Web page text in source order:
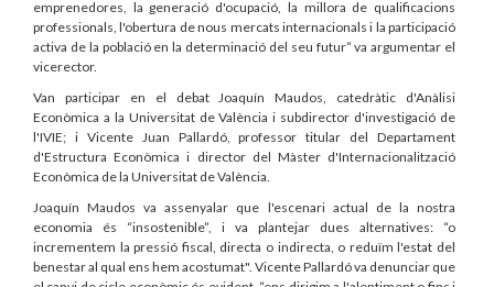
emprenedores, la generació d'ocupació, la millora de qualificacions
professionals, l'obertura de nous mercats internacionals i la participació
activa de la població en la determinació del seu futur” va argumentar el
vicerector.
Van participar en el debat Joaquín Maudos, catedràtic d'Anàlisi
Econòmica a la Universitat de València i subdirector d'investigació de
l'IVIE; i Vicente Juan Pallardó, professor titular del Departament
d'Estructura Econòmica i director del Màster d'Internacionalització
Econòmica de la Universitat de València.
Joaquín Maudos va assenyalar que l'escenari actual de la nostra
economia és “insostenible”, i va plantejar dues alternatives: “o
incrementem la pressió fiscal, directa o indirecta, o reduïm l'estat del
benestar al qual ens hem acostumat". Vicente Pallardó va denunciar que